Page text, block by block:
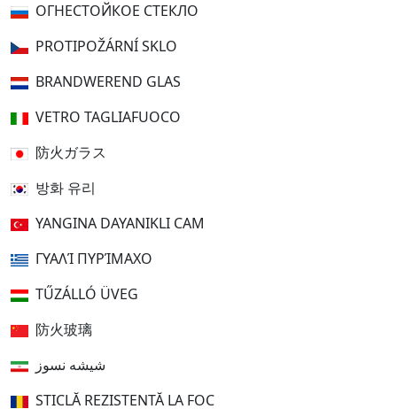
ОГНЕСТОЙКОЕ СТЕКЛО
PROTIPOŽÁRNÍ SKLO
BRANDWEREND GLAS
VETRO TAGLIAFUOCO
防火ガラス
방화 유리
YANGINA DAYANIKLI CAM
ΓΥΑΛΊ ΠΥΡΊΜΑΧΟ
TŰZÁLLÓ ÜVEG
防火玻璃
شیشه نسوز
STICLĂ REZISTENTĂ LA FOC